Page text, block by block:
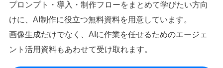
プロンプト・導入・制作フローをまとめて学びたい方向
けに、AI制作に役立つ無料資料を用意しています。
画像生成だけでなく、AIに作業を任せるためのエージェ
ント活用資料もあわせて受け取れます。